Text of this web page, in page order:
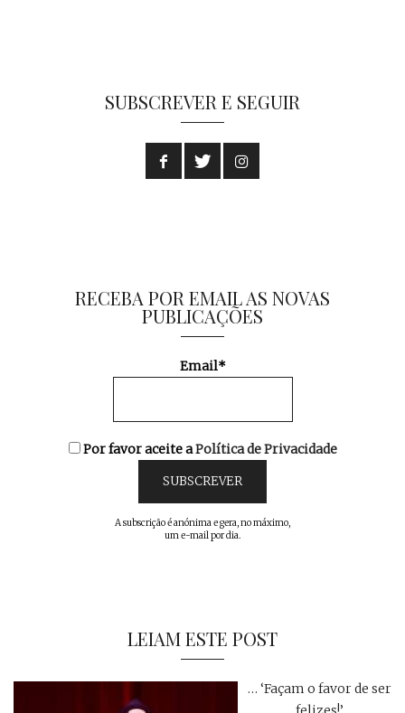
SUBSCREVER E SEGUIR
RECEBA POR EMAIL AS NOVAS
PUBLICAÇÕES
Email*
Por favor aceite aPolítica de Privacidade
A subscrição é anónima e gera, no máximo,
um e-mail por dia.
LEIAM ESTE POST
… ‘Façam o favor de ser